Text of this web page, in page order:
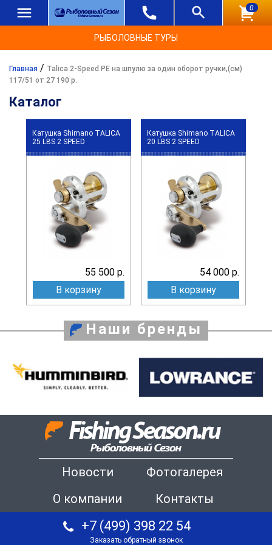
0
РЫБОЛОВНЫЕ ТУРЫ
Главная / Talica 2-Speed PE на шпулю за один оборот ручки,(см)
117/51 от 27 190 р.
Каталог
Катушка Shimano TALICA
25 LBS 2 SPEED
55 500 р.
В корзину
Катушка Shimano TALICA
20 LBS 2 SPEED
54 000 р.
В корзину
Наши бренды
Новости
Фотогалерея
О компании
Контакты
+7 (499) 398 22 54
Заказать обратный звонок